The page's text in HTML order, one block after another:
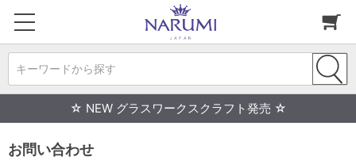
キーワードから探す
☆ NEW グラスワークスクラフト発売 ☆
お問い合わせ